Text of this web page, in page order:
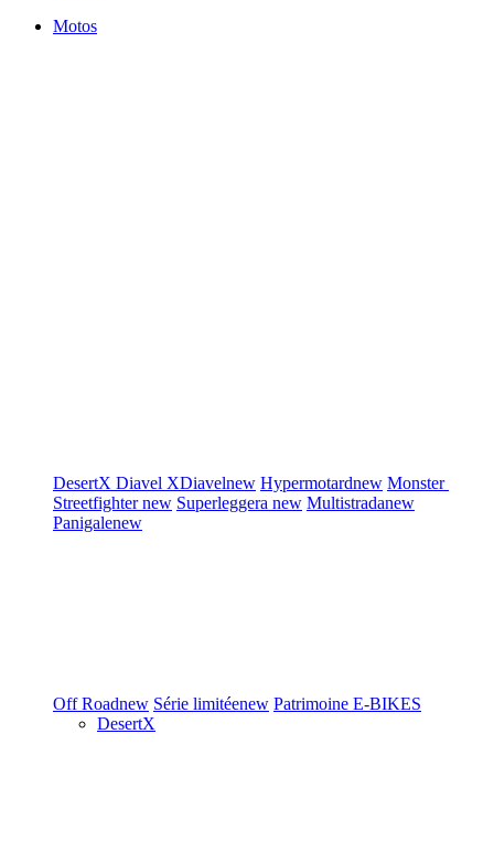
Motos
DesertX Diavel XDiavelnew Hypermotardnew Monster
Streetfighternew Superleggera new Multistradanew
Panigalenew
Off Roadnew Série limitéenew Patrimoine E-BIKES
DesertX